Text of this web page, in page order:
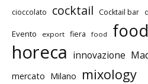
cioccolato cocktail Cocktail bar
Evento export fiera food
horeca innovazione
mercato Milano mixology